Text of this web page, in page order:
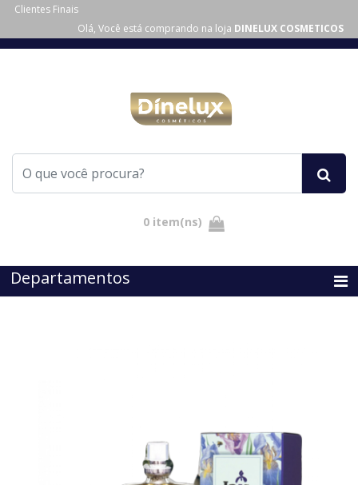
Clientes Finais
Olá, Você está comprando na loja DINELUX COSMETICOS
Departamentos